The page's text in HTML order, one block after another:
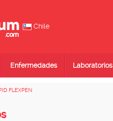
Chile
Enfermedades Laboratorios
FLEXPEN